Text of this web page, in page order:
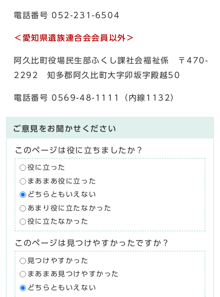
電話番号 052-231-6504
＜愛知県遺族連合会会員以外＞
阿久比町役場民生部ふくし課社会福祉係 〒470-
2292 知多郡阿久比町大字卯坂字殿越50
電話番号 0569-48-1111（内線1132）
ご意見をお聞かせください
このページは役に立ちましたか？
役に立った
まあまあ役に立った
どちらともいえない
あまり役に立たなかった
役に立たなかった
このページは見つけやすかったですか？
見つけやすかった
まあまあ見つけやすかった
どちらともいえない